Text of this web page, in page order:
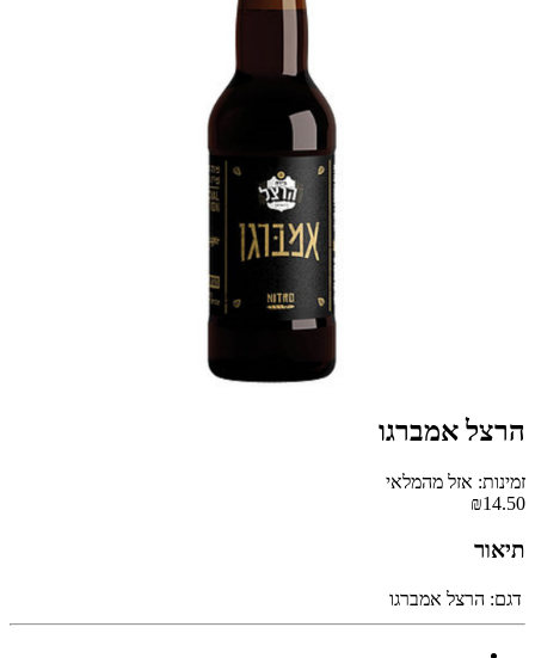
הרצל אמברגו
זמינות: אזל מהמלאי
₪14.50
תיאור
דגם: הרצל אמברגו